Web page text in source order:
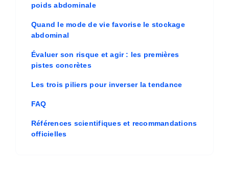
poids abdominale
Quand le mode de vie favorise le stockage
abdominal
Évaluer son risque et agir : les premières
pistes concrètes
Les trois piliers pour inverser la tendance
FAQ
Références scientifiques et recommandations
officielles